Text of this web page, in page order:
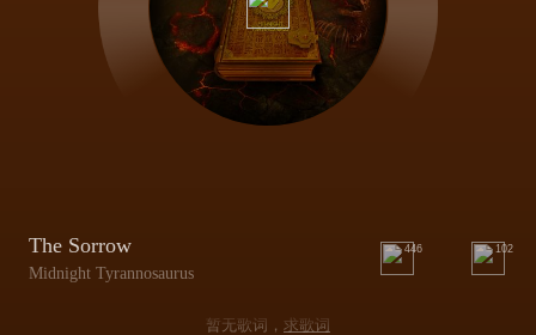
The Sorrow
Midnight Tyrannosaurus
446 102
暂无歌词， 求歌词